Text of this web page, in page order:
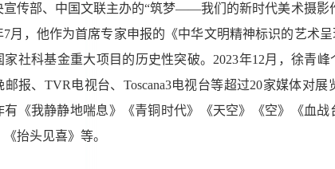
宣传部、中国文联主办的“筑梦——我们的新时代美术摄影
7月，他作为首席专家申报的《中华文明精神标识的艺术
社科基金重大项目的历史性突破。2023年12月，徐青峰
邮报、TVR电视台、Toscana3电视台等超过20家媒体对
有《我静静地喘息》《青铜时代》《天空》《空》《血
《抬头见喜》等。